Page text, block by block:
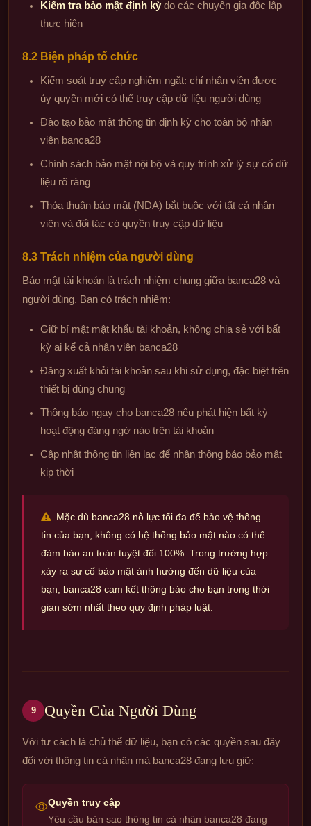
Kiểm tra bảo mật định kỳdo các chuyên gia độc lập
thực hiện
8.2 Biện pháp tổ chức
Kiểm soát truy cập nghiêm ngặt: chỉ nhân viên được
ủy quyền mới có thể truy cập dữ liệu người dùng
Đào tạo bảo mật thông tin định kỳ cho toàn bộ nhân
viên banca28
Chính sách bảo mật nội bộ và quy trình xử lý sự cố dữ
liệu rõ ràng
Thỏa thuận bảo mật (NDA) bắt buộc với tất cả nhân
viên và đối tác có quyền truy cập dữ liệu
8.3 Trách nhiệm của người dùng
Bảo mật tài khoản là trách nhiệm chung giữa banca28 và
người dùng. Bạn có trách nhiệm:
Giữ bí mật mật khẩu tài khoản, không chia sẻ với bất
kỳ ai kể cả nhân viên banca28
Đăng xuất khỏi tài khoản sau khi sử dụng, đặc biệt trên
thiết bị dùng chung
Thông báo ngay cho banca28 nếu phát hiện bất kỳ
hoạt động đáng ngờ nào trên tài khoản
Cập nhật thông tin liên lạc để nhận thông báo bảo mật
kịp thời
Mặc dù banca28 nỗ lực tối đa để bảo vệ thông
tin của bạn, không có hệ thống bảo mật nào có thể
đảm bảo an toàn tuyệt đối 100%. Trong trường hợp
xảy ra sự cố bảo mật ảnh hưởng đến dữ liệu của
bạn, banca28 cam kết thông báo cho bạn trong thời
gian sớm nhất theo quy định pháp luật.
9 Quyền Của Người Dùng
Với tư cách là chủ thể dữ liệu, bạn có các quyền sau đây
đối với thông tin cá nhân mà banca28 đang lưu giữ:
Quyền truy cập
Yêu cầu bản sao thông tin cá nhân banca28 đang